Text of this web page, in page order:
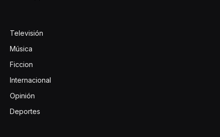
Televisión
Música
Ficcion
Internacional
Opinión
Deportes